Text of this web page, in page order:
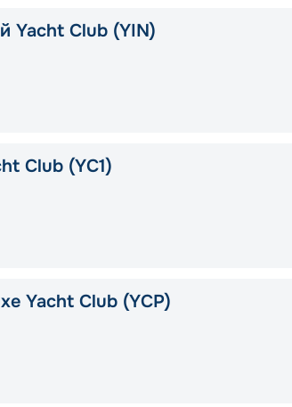
Yacht Club (YIN)
Club (YC1)
Yacht Club (YCP)